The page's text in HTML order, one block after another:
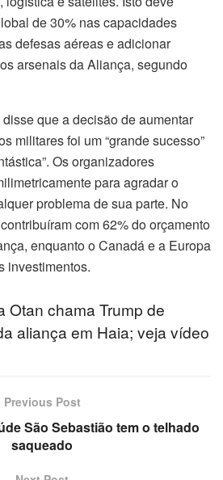
de 30% nas capacidades
defesas aéreas e adicionar
arsenais da Aliança, segundo
que a decisão de aumentar
militares foi um “grande sucesso”
Os organizadores
para agradar o
problema de sua parte. No
com 62% do orçamento
enquanto o Canadá e a Europa
investimentos.
Otan chama Trump de
aliança em Haia; veja vídeo
Previous Post
São Sebastião tem o telhado
saqueado